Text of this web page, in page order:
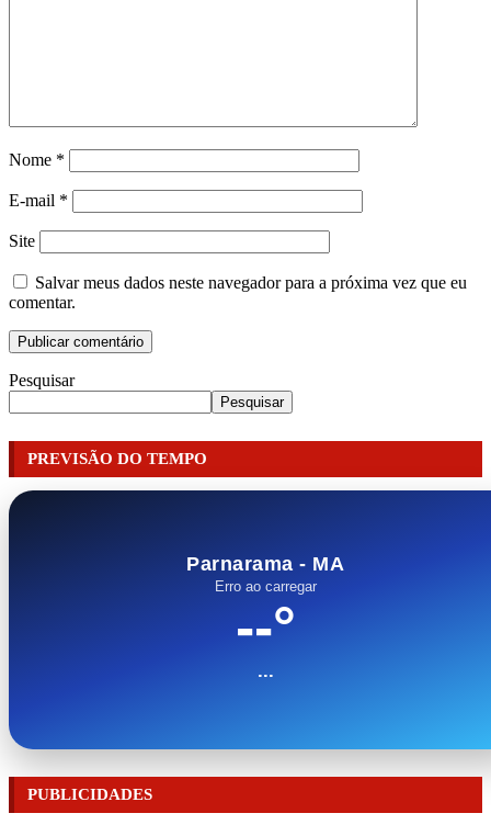
Nome *
E-mail *
Site
Salvar meus dados neste navegador para a próxima vez que eu
comentar.
Pesquisar
Pesquisar
PREVISÃO DO TEMPO
Parnarama - MA
Erro ao carregar
--°
...
PUBLICIDADES